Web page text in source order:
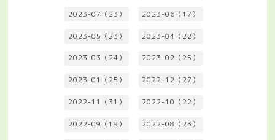
2023-07（23） 2023-06（17）
2023-05（23） 2023-04（22）
2023-03（24） 2023-02（25）
2023-01（25） 2022-12（27）
2022-11（31） 2022-10（22）
2022-09（19） 2022-08（23）